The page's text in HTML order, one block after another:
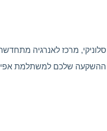
מרכז לאנרגיה